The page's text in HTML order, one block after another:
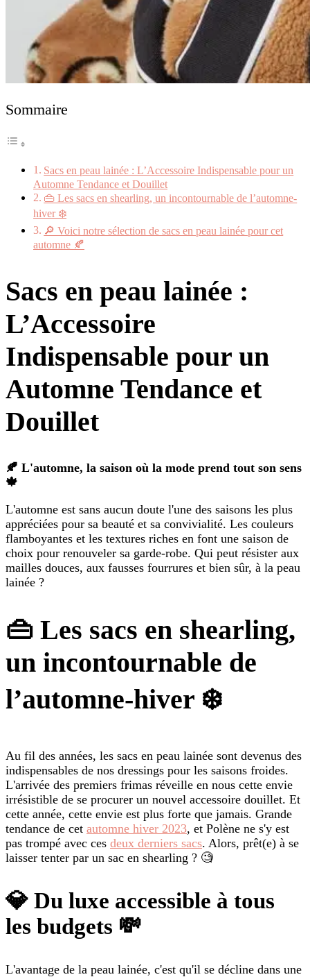
Sommaire
Sacs en peau lainée : L’Accessoire Indispensable pour un
Automne Tendance et Douillet
👜 Les sacs en shearling, un incontournable de l’automne-
hiver ❄️
🔎 Voici notre sélection de sacs en peau lainée pour cet
automne 🍂
Sacs en peau lainée :
L’Accessoire
Indispensable pour un
Automne Tendance et
Douillet
🍂 L'automne, la saison où la mode prend tout son sens
🍁
L'automne est sans aucun doute l'une des saisons les plus
appréciées pour sa beauté et sa convivialité. Les couleurs
flamboyantes et les textures riches en font une saison de
choix pour renouveler sa garde-robe. Qui peut résister aux
mailles douces, aux fausses fourrures et bien sûr, à la peau
lainée ?
👜 Les sacs en shearling,
un incontournable de
l’automne-hiver ❄️
Au fil des années, les sacs en peau lainée sont devenus des
indispensables de nos dressings pour les saisons froides.
L'arrivée des premiers frimas réveille en nous cette envie
irrésistible de se procurer un nouvel accessoire douillet. Et
cette année, cette envie est plus forte que jamais. Grande
tendance de cet automne hiver 2023, et Polène ne s'y est
pas trompé avec ces deux derniers sacs. Alors, prêt(e) à se
laisser tenter par un sac en shearling ? 🧐
💎 Du luxe accessible à tous
les budgets 💸
L'avantage de la peau lainée, c'est qu'il se décline dans une